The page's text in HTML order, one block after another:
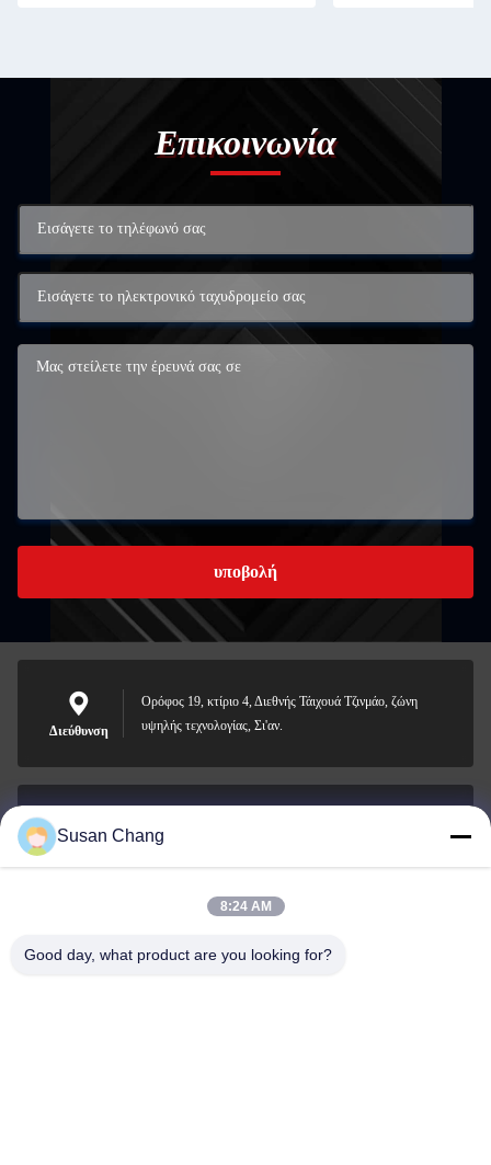
Επικοινωνία
υποβολή
Διεύθυνση
Ορόφος 19, κτίριο 4, Διεθνής Τάιχουά Τζινμάο, ζώνη
υψηλής τεχνολογίας, Σι'αν.
Ηλεκτρονικό
Susan@aeaxa.com
0086-13991372145
Susan Chang
8:24 AM
Good day, what product are you looking for?